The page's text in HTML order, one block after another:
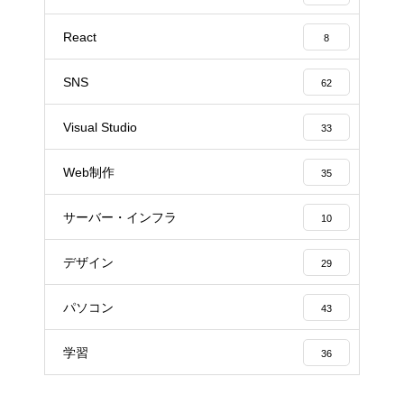
React 8
SNS 62
Visual Studio 33
Web制作 35
サーバー・インフラ 10
デザイン 29
パソコン 43
学習 36